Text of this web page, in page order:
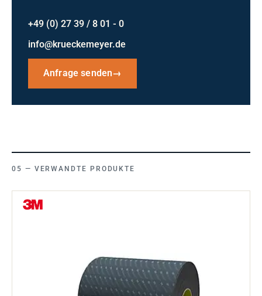
+49 (0) 27 39 / 8 01 - 0
info@krueckemeyer.de
Anfrage senden→
VERWANDTE PRODUKTE